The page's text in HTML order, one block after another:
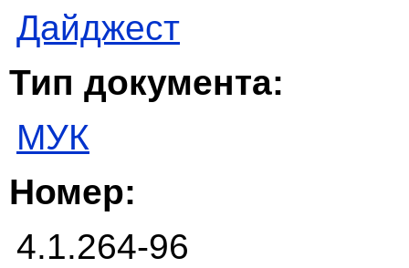
Дайджест
Тип документа:
МУК
Номер:
4.1.264-96